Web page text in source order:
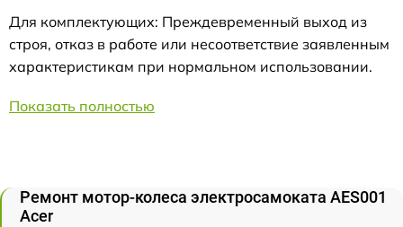
Для комплектующих: Преждевременный выход из
строя, отказ в работе или несоответствие заявленным
характеристикам при нормальном использовании.
Показать полностью
Ремонт мотор-колеса электросамоката AES001
Acer